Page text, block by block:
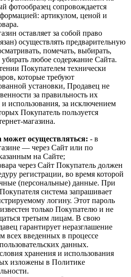
фотообразец сопровождается
артикулом, ценой и
оставляет за собой право
осуществлять предварительную
помечать, выбирать,
любое содержание Сайта.
Покупателем технически
которые требуют
установки, Продавец не
за правильность их
использования, за исключением
Покупатель пользуется
магазина.
может осуществляться: - в
— через Сайт или по
на Сайте;
через Сайт Покупатель должен
регистрации, во время которой
(персональные) данные. При
система запрашивает
логину. Этот пароль
только Покупателю и не
третьим лицам. В свою
гарантирует неразглашение
всех введенных в процессе
данных.
хранения и использования
изложены в Политике